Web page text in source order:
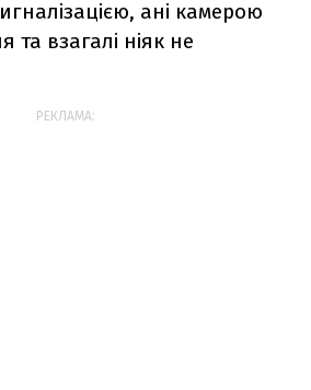
ані камерою
та взагалі ніяк не
РЕКЛАМА: